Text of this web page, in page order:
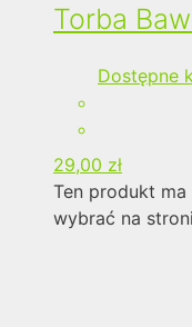
Torba
Dostępne
29,00 zł
Ten produkt
wybrać na